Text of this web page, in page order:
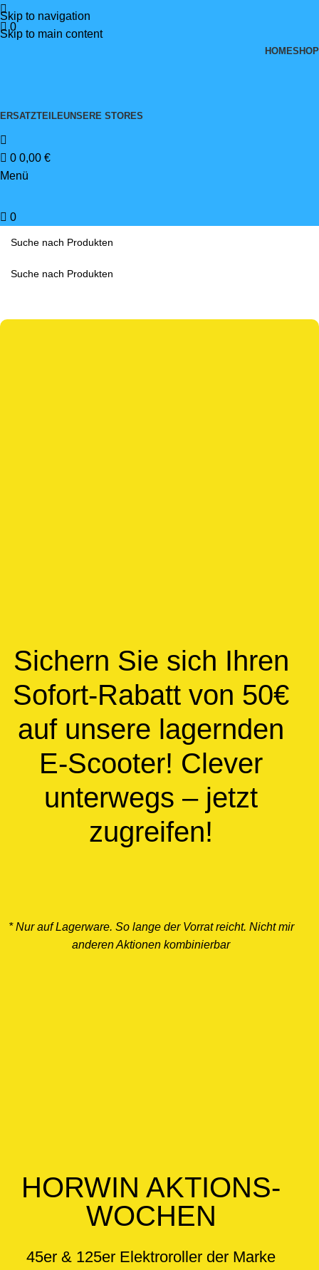
Skip to navigation
Skip to main content
0
HOMESHOP
ERSATZTEILEUNSERE STORES
0 0,00 €
Menü
0
Sichern Sie sich Ihren
Sofort-Rabatt von 50€
auf unsere lagernden
E-Scooter! Clever
unterwegs – jetzt
zugreifen!
* Nur auf Lagerware. So lange der Vorrat reicht. Nicht mir
anderen Aktionen kombinierbar
HORWIN AKTIONS­
WOCHEN
45er & 125er Elektroroller der Marke